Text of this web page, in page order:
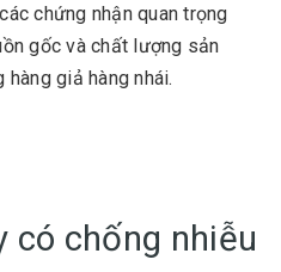
chứng nhận quan trọng
gốc và chất lượng sản
hàng giả hàng nhái.
có chống nhiễu